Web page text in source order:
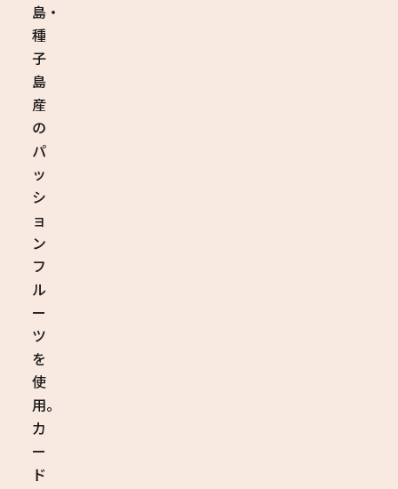
島・
種
子
島
産
の
パ
ッ
シ
ョ
ン
フ
ル
ー
ツ
を
使
用。
カ
ー
ド